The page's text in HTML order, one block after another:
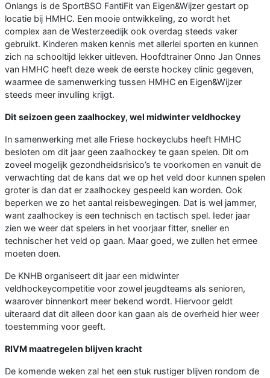
Onlangs is de SportBSO FantiFit van Eigen&Wijzer gestart op
locatie bij HMHC. Een mooie ontwikkeling, zo wordt het
complex aan de Westerzeedijk ook overdag steeds vaker
gebruikt. Kinderen maken kennis met allerlei sporten en kunnen
zich na schooltijd lekker uitleven. Hoofdtrainer Onno Jan Onnes
van HMHC heeft deze week de eerste hockey clinic gegeven,
waarmee de samenwerking tussen HMHC en Eigen&Wijzer
steeds meer invulling krijgt.
Dit seizoen geen zaalhockey, wel midwinter veldhockey
In samenwerking met alle Friese hockeyclubs heeft HMHC
besloten om dit jaar geen zaalhockey te gaan spelen. Dit om
zoveel mogelijk gezondheidsrisico’s te voorkomen en vanuit de
verwachting dat de kans dat we op het veld door kunnen spelen
groter is dan dat er zaalhockey gespeeld kan worden. Ook
beperken we zo het aantal reisbewegingen. Dat is wel jammer,
want zaalhockey is een technisch en tactisch spel. Ieder jaar
zien we weer dat spelers in het voorjaar fitter, sneller en
technischer het veld op gaan. Maar goed, we zullen het ermee
moeten doen.
De KNHB organiseert dit jaar een midwinter
veldhockeycompetitie voor zowel jeugdteams als senioren,
waarover binnenkort meer bekend wordt. Hiervoor geldt
uiteraard dat dit alleen door kan gaan als de overheid hier weer
toestemming voor geeft.
RIVM maatregelen blijven kracht
De komende weken zal het een stuk rustiger blijven rondom de